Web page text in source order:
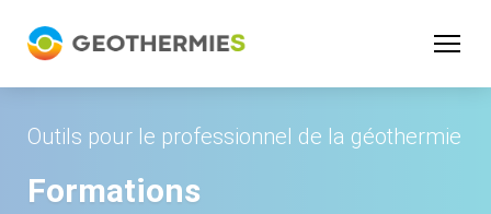
Outils pour le professionnel de la géothermie
Formations